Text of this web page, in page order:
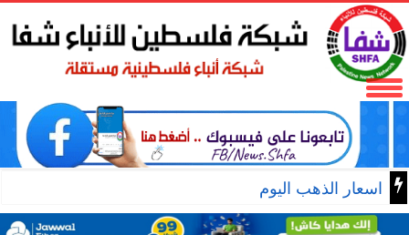
اسعار الذهب اليوم